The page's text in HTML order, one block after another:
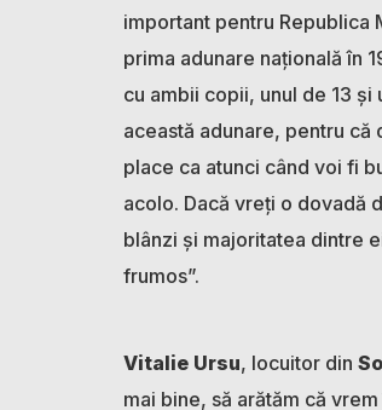
important pentru Republica
prima adunare națională în
cu ambii copii, unul de 13
această adunare, pentru
place ca atunci când voi fi
acolo. Dacă vreți o dovadă
blânzi și majoritatea dintre
frumos”.
Vitalie Ursu, locuitor din
mai bine, să arătăm că